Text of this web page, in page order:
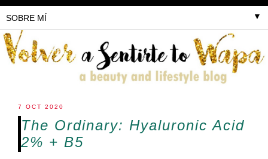
▼
7 OCT 2020
The Ordinary: Hyaluronic Acid
2% + B5